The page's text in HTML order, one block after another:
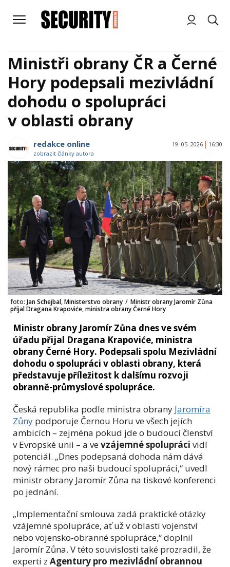
Ministři obrany ČR a Černé
Hory podepsali mezivládní
dohodu o spolupráci
v oblasti obrany
redakce online
zobrazit články autora
19. 05. 2026 16:30
foto: Jan Schejbal, Ministerstvo obrany / Ministr obrany Jaromír Zůna
přijal Dragana Krapoviće, ministra obrany Černé Hory
Ministr obrany Jaromír Zůna dnes ve svém
úřadu přijal Dragana Krapoviće, ministra
obrany Černé Hory. Podepsali spolu Mezivládní
dohodu o spolupráci v oblasti obrany, která
představuje příležitost k dalšímu rozvoji
obranně-průmyslové spolupráce.
Česká republika podle ministra obrany Jaromíra
Zůny podporuje Černou Horu ve všech jejích
ambicích – zejména pokud jde o budoucí členství
v Evropské unii – a vevzájemné spolupráci vidí
potenciál. „Dnes podepsaná dohoda nám dává
nový rámec pro naši budoucí spolupráci,“ uvedl
ministr obrany Jaromír Zůna na tiskové konferenci
po jednání.
„Implementační smlouva zadá praktické otázky
vzájemné spolupráce, ať už v oblasti vojenství
nebo vojensko-obranné spolupráce,“ doplnil
Jaromír Zůna. V této souvislosti také prozradil, že
experti z Agentury pro mezivládní obrannou